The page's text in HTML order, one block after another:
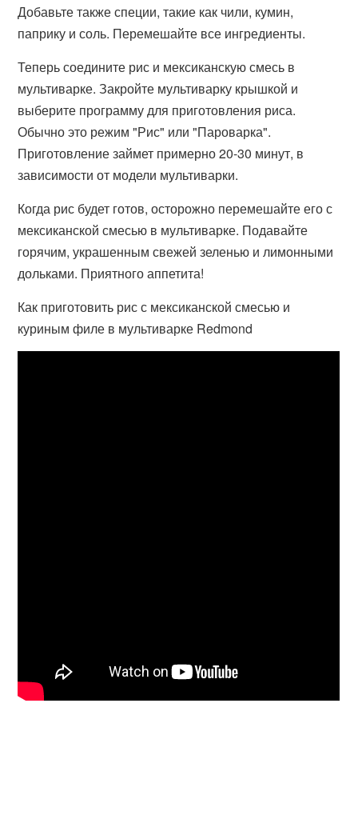
Добавьте также специи, такие как чили, кумин,
паприку и соль. Перемешайте все ингредиенты.
Теперь соедините рис и мексиканскую смесь в
мультиварке. Закройте мультиварку крышкой и
выберите программу для приготовления риса.
Обычно это режим "Рис" или "Пароварка".
Приготовление займет примерно 20-30 минут, в
зависимости от модели мультиварки.
Когда рис будет готов, осторожно перемешайте его с
мексиканской смесью в мультиварке. Подавайте
горячим, украшенным свежей зеленью и лимонными
дольками. Приятного аппетита!
Как приготовить рис с мексиканской смесью и
куриным филе в мультиварке Redmond